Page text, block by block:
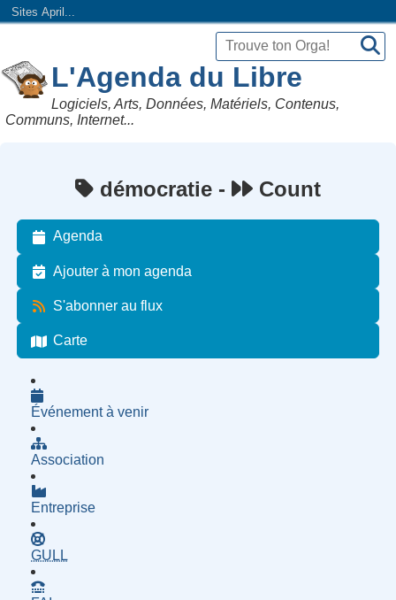
Sites April...
L'Agenda du Libre
Logiciels, Arts, Données, Matériels, Contenus,
Communs, Internet...
démocratie - Count
Agenda
Ajouter à mon agenda
S'abonner au flux
Carte
Événement à venir
Association
Entreprise
GULL